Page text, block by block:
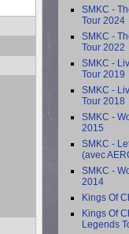
SMKC -
Tour 2024
SMKC -
Tour 2022
SMKC -
Tour 2019
SMKC -
Tour 2018
SMKC -
2015
SMKC -
(avec
SMKC -
2014
Kings Of
Kings Of
Legends